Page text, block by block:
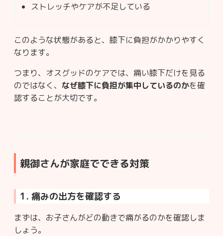
ストレッチやケアが不足している
このような状態があると、膝下に負担がかかりやすく
なります。
つまり、オスグッドのケアでは、痛い膝下だけを見る
のではなく、 なぜ膝下に負担が集中しているのかを確
認することが大切です。
親御さんが家庭でできる対策
1. 痛みの出方を確認する
まずは、お子さんがどの動きで痛がるのかを確認しま
しょう。